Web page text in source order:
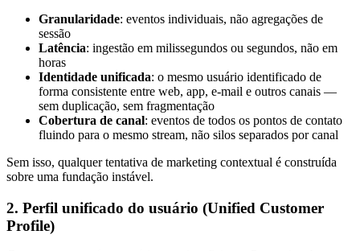
Granularidade: eventos individuais, não agregações de
sessão
Latência: ingestão em milissegundos ou segundos, não em
horas
Identidade unificada: o mesmo usuário identificado de
forma consistente entre web, app, e-mail e outros canais —
sem duplicação, sem fragmentação
Cobertura de canal: eventos de todos os pontos de contato
fluindo para o mesmo stream, não silos separados por canal
Sem isso, qualquer tentativa de marketing contextual é construída
sobre uma fundação instável.
2. Perfil unificado do usuário (Unified Customer
Profile)